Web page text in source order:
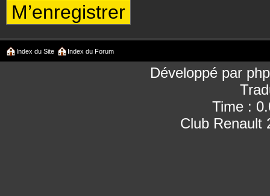
M’enregistrer
Index du Site Index du Forum
Développé par
Time :
Club Renault